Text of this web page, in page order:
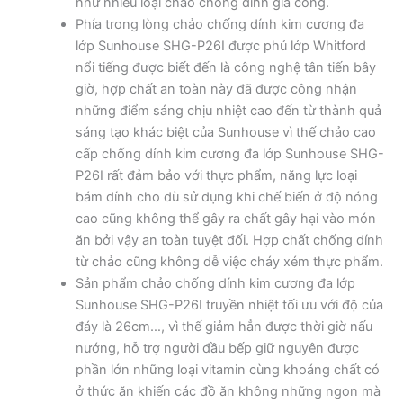
Phía trong lòng chảo chống dính kim cương đa
lớp Sunhouse SHG-P26I được phủ lớp Whitford
nổi tiếng được biết đến là công nghệ tân tiến bây
giờ, hợp chất an toàn này đã được công nhận
những điểm sáng chịu nhiệt cao đến từ thành quả
sáng tạo khác biệt của Sunhouse vì thế chảo cao
cấp chống dính kim cương đa lớp Sunhouse SHG-
P26I rất đảm bảo với thực phẩm, năng lực loại
bám dính cho dù sử dụng khi chế biến ở độ nóng
cao cũng không thể gây ra chất gây hại vào món
ăn bởi vậy an toàn tuyệt đối. Hợp chất chống dính
từ chảo cũng không dễ việc cháy xém thực phẩm.
Sản phẩm chảo chống dính kim cương đa lớp
Sunhouse SHG-P26I truyền nhiệt tối ưu với độ của
đáy là 26cm…, vì thế giảm hẳn được thời giờ nấu
nướng, hỗ trợ người đầu bếp giữ nguyên được
phần lớn những loại vitamin cùng khoáng chất có
ở thức ăn khiến các đồ ăn không những ngon mà